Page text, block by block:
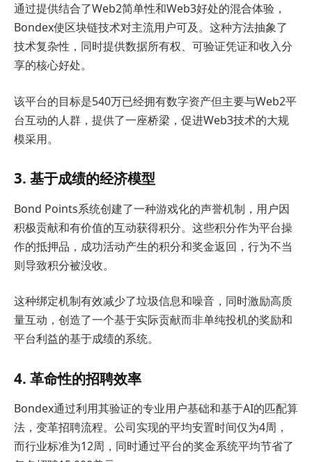
通过提供结合了Web2简单性和Web3好处的混合体验，
Bondex使区块链技术对主流用户可及。这种方法抽象了
技术复杂性，同时提供数据所有权、可验证凭证和收入分
享的核心好处。
该平台的目标是540万已经拥有数字资产但主要与Web2平
台互动的人群，提供了一座桥梁，促进Web3技术的大规
模采用。
3. 基于成绩的经济模型
Bond Points系统创建了一种游戏化的声誉机制，用户因
积极贡献和有价值的互动获得积分。这些积分作为平台操
作的抵押品，成功活动产生的积分和奖金返回，行为不当
则导致积分被没收。
这种绑定机制有效减少了垃圾信息和噪音，同时激励高质
量互动，创造了一个基于实际贡献而非单纯投机的奖励和
平台利益的基于成绩的系统。
4. 革命性的招聘效率
Bondex通过利用其验证的专业用户基础和基于AI的匹配算
法，变革招聘流程。公司实现的平均安置时间仅为4周，
而行业标准为12周，同时通过平台的奖金系统平均节省了